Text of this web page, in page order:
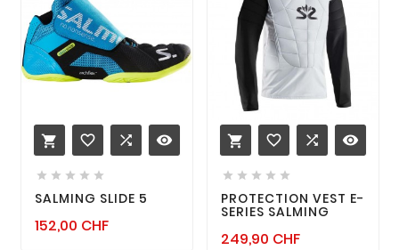
 favorite_border  remove_red_eye
    
SALMING SLIDE 5
152,00 CHFPrix
 favorite_border  remove_red_eye
    
PROTECTION VEST E-
SERIES SALMING
249,90 CHFPrix